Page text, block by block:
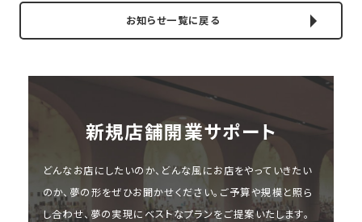
お知らせ一覧に戻る
新規店舗開業サポート
どんなお店にしたいのか、どんな風にお店をやっていきたい
のか、夢の形をぜひお聞かせください。ご予算や規模と照ら
し合わせ、夢の実現にベストなプランをご提案いたします。